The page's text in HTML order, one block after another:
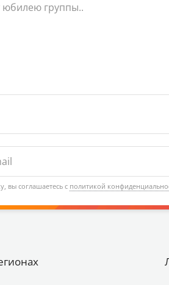
юбилею группы..
вы соглашаетесь с политикой